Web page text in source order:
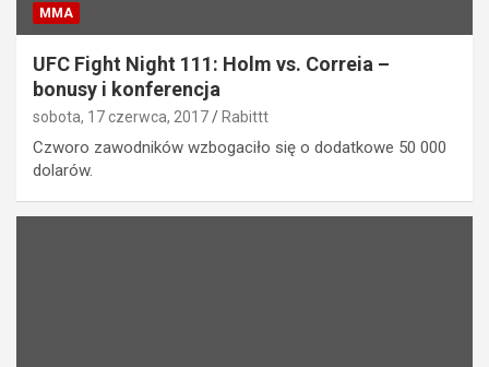
MMA
UFC Fight Night 111: Holm vs. Correia –
bonusy i konferencja
sobota, 17 czerwca, 2017 Rabittt
Czworo zawodników wzbogaciło się o dodatkowe 50 000
dolarów.